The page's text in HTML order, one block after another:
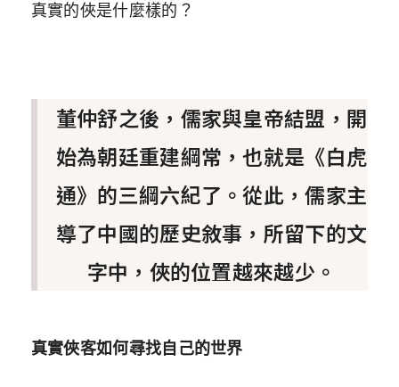
真實的俠是什麼樣的？
董仲舒之後，儒家與皇帝結盟，開
始為朝廷重建綱常，也就是《白虎
通》的三綱六紀了。從此，儒家主
導了中國的歷史敘事，所留下的文
字中，俠的位置越來越少。
真實俠客如何尋找自己的世界